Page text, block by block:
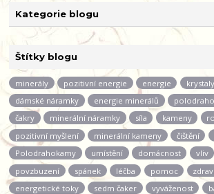
Kategorie blogu
Štítky blogu
minerály pozitivní energie energie
krystaly
dámské náramky
energie minerálů
čakry
minerální náramky síla kameny
pozitivní myšlení
minerální kameny čištění
Polodrahokamy
umístění domácnost vliv
povzbuzení
spánek léčba pomoc
energetické toky
sedm čaker vyváženost